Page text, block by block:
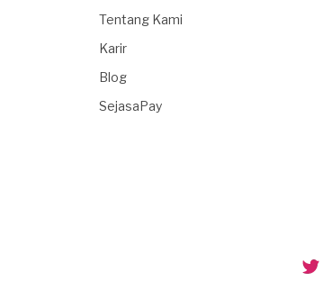
Tentang Kami
Karir
Blog
SejasaPay